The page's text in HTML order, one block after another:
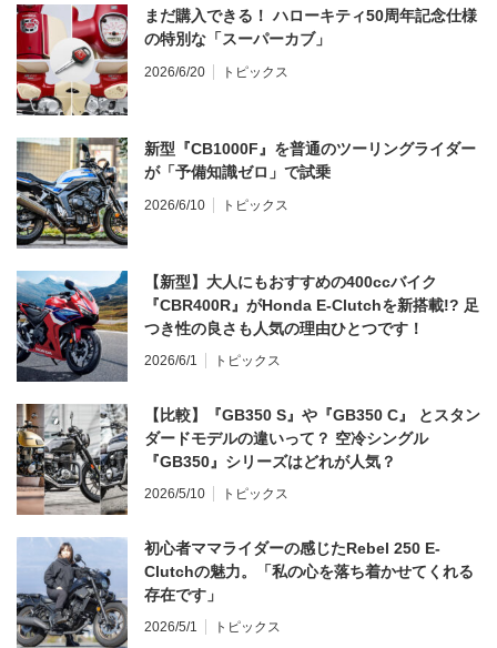
まだ購入できる！ ハローキティ50周年記念仕様
の特別な「スーパーカブ」
2026/6/20 トピックス
新型『CB1000F』を普通のツーリングライダー
が「予備知識ゼロ」で試乗
2026/6/10 トピックス
【新型】大人にもおすすめの400ccバイク
『CBR400R』がHonda E-Clutchを新搭載!? 足
つき性の良さも人気の理由ひとつです！
2026/6/1 トピックス
【比較】『GB350 S』や『GB350 C』 とスタン
ダードモデルの違いって？ 空冷シングル
『GB350』シリーズはどれが人気？
2026/5/10 トピックス
初心者ママライダーの感じたRebel 250 E-
Clutchの魅力。「私の心を落ち着かせてくれる
存在です」
2026/5/1 トピックス